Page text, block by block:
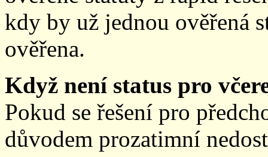
kdy by už jednou ověřená
ověřena.
Když není status pro
Pokud se řešení pro
důvodem prozatimní